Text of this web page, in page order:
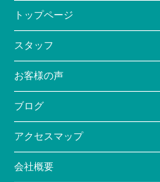
トップページ
スタッフ
お客様の声
ブログ
アクセスマップ
会社概要